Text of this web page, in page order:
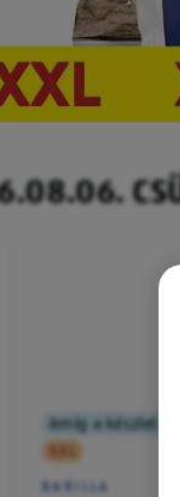
Amíg a készlet tart
XXL
BARILLA